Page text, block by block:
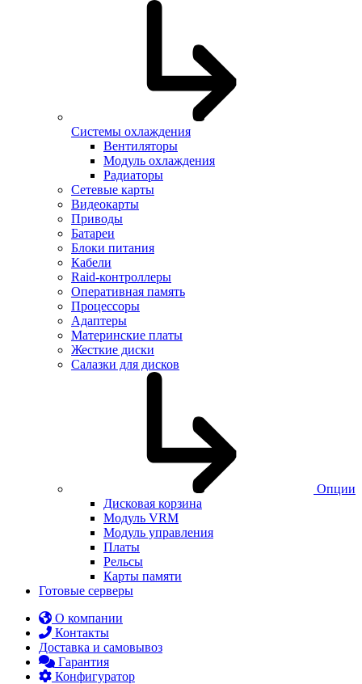
Системы охлаждения
Вентиляторы
Модуль охлаждения
Радиаторы
Сетевые карты
Видеокарты
Приводы
Батареи
Блоки питания
Кабели
Raid-контроллеры
Оперативная память
Процессоры
Адаптеры
Материнские платы
Жесткие диски
Салазки для дисков
Опции
Дисковая корзина
Модуль VRM
Модуль управления
Платы
Рельсы
Карты памяти
Готовые серверы
О компании
Контакты
Доставка и самовывоз
Гарантия
Конфигуратор